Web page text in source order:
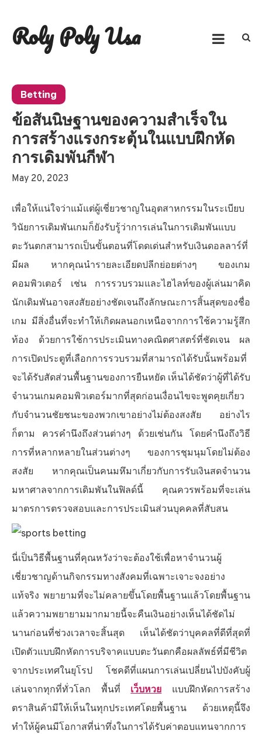
content
Roly Poly Usa
Betting
ข้อสันนิษฐานของความสำเร็จใน
การสร้างแรงกระตุ้นในแบบฝึกหัด
การเดิมพันกีฬา
May 20, 2023
เพื่อให้แน่ใจว่าแม้แต่ผู้เชี่ยวชาญในอุตสาหกรรมในระเบียบ
วินัยการเดิมพันเกมก็ยังรับรู้ว่าการเล่นในการเดิมพันแบบ
ตะวันตกสามารถเป็นขั้นตอนที่โดดเด่นสำหรับเงินดอลลาร์ที่
มีผล หากคุณนำรายละเอียดปลีกย่อยต่างๆ ของเกม
คอมพิวเตอร์ เช่น การรวบรวมและไฮไลท์ของผู้เล่นมาคิด
นักเดิมพันอาจสงสัยอย่างชัดเจนถึงลักษณะการสิ้นสุดของชื่อ
เกม มีสิ่งอื่นที่จะทำให้เกิดผลนอกเหนือจากการใช้ความรู้สึก
ท้อง ด้วยการใช้การประเมินทางคณิตศาสตร์ที่ชัดเจน ผล
การเปิดประตูที่เลือกการรวบรวมที่สามารถได้รับนั้นพร้อมที่
จะได้รับสัดส่วนพื้นฐานของการยืนหยัด เห็นได้ชัดว่าผู้ที่ได้รับ
จำนวนเกมคอมพิวเตอร์มากที่สุดก่อนเงื่อนไขจะพูดคุยเกี่ยว
กับจำนวนชัยชนะของพวกเขาอย่างไม่ต้องสงสัย อย่างไร
ก็ตาม ควรคำนึงถึงส่วนต่างๆ ด้วยเช่นกัน โดยคำนึงถึงวิธี
การที่หลากหลายในส่วนต่างๆ ของการชุมนุมโดยไม่ต้อง
สงสัย หากคุณเป็นคนมหึมาเกี่ยวกับการรับเงินสดจำนวน
มหาศาลจากการเดิมพันในฟิลด์นี้ คุณควรพร้อมที่จะเล่น
มาตรการตรวจสอบและการประเมินส่วนบุคคลที่สับสน
นี่เป็นวิธีพื้นฐานที่คุณหวังว่าจะต้องใช้เพื่อหาจำนวนผู้
เชี่ยวชาญด้านกิจกรรมทางสังคมที่เฉพาะเจาะจงอย่าง
แท้จริง พยายามที่จะไม่คลายขึ้นโดยพื้นฐานแล้วโดยพื้นฐาน
แล้วความพยายามมากมายนี้จะคืนเงินอย่างเห็นได้ชัดไม่
นานก่อนที่ช่วงเวลาจะสิ้นสุด เห็นได้ชัดว่าบุคคลที่ดีที่สุดที่
เปิดตัวแบบฝึกหัดการบริจาคแบบตะวันตกคือผลลัพธ์ที่มีชีวิต
จากประเทศในยุโรป โชคดีที่แผนการเล่นเปลี่ยนไปบังคับผู้
เล่นจากทุกที่ทั่วโลก พื้นที่ เว็บหวย
แบบฝึกหัดการสร้าง
ตราสินค้ามีให้เห็นในทุกประเทศโดยพื้นฐาน ด้วยเหตุนี้จึง
ทำให้ผู้คนมีโอกาสที่น่าทึ่งในการได้รับค่าตอบแทนจากการ